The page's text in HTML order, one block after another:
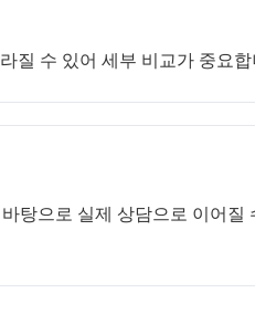
질 수 있어 세부 비교가 중요합
탕으로 실제 상담으로 이어질